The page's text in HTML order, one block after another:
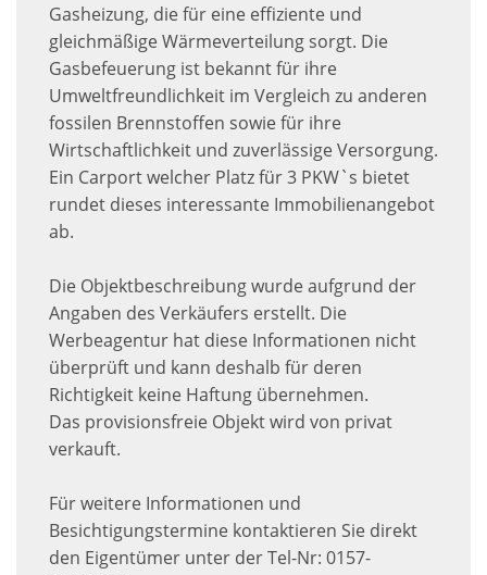
Gasheizung, die für eine effiziente und
gleichmäßige Wärmeverteilung sorgt. Die
Gasbefeuerung ist bekannt für ihre
Umweltfreundlichkeit im Vergleich zu anderen
fossilen Brennstoffen sowie für ihre
Wirtschaftlichkeit und zuverlässige Versorgung.
Ein Carport welcher Platz für 3 PKW`s bietet
rundet dieses interessante Immobilienangebot
ab.
Die Objektbeschreibung wurde aufgrund der
Angaben des Verkäufers erstellt. Die
Werbeagentur hat diese Informationen nicht
überprüft und kann deshalb für deren
Richtigkeit keine Haftung übernehmen.
Das provisionsfreie Objekt wird von privat
verkauft.
Für weitere Informationen und
Besichtigungstermine kontaktieren Sie direkt
den Eigentümer unter der Tel-Nr: 0157-